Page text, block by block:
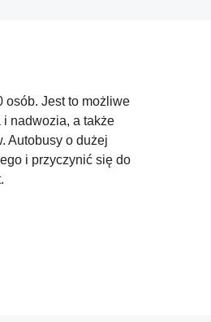
osób. Jest to możliwe
nadwozia, a także
Autobusy o dużej
i przyczynić się do